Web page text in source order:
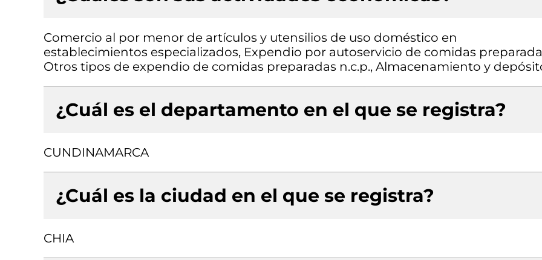
Comercio al por menor de artículos y utensilios de uso doméstico en
establecimientos especializados, Expendio por autoservicio de comidas
Otros tipos de expendio de comidas preparadas n.c.p., Almacenamiento y
¿Cuál es el departamento en el que se registra?
CUNDINAMARCA
¿Cuál es la ciudad en el que se registra?
CHIA